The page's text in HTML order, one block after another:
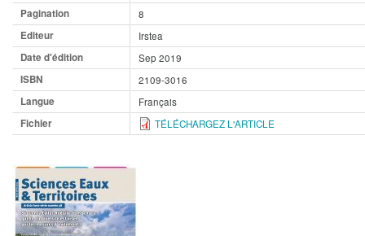
Pagination
8
Editeur
Irstea
Date d'édition
Sep 2019
ISBN
2109-3016
Langue
Français
Fichier
TÉLÉCHARGEZ L'ARTICLE